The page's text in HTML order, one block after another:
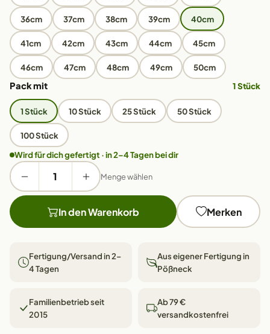
36cm 37cm 38cm 39cm 40cm
41cm 42cm 43cm 44cm 45cm
46cm 47cm 48cm 49cm 50cm
Pack mit 1 Stück
1 Stück 10 Stück 25 Stück 50 Stück
100 Stück
Wird für dich gefertigt · in 2–4 Tagen bei dir
Menge wählen
In den Warenkorb Merken
Fertigung/Versand in 2–
4 Tagen
Aus eigener Fertigung in
Pößneck
Familienbetrieb seit
2015
Ab 79 €
versandkostenfrei